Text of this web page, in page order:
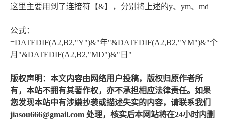
这里主要用到了连接符【&】，分别将上述的y、ym、md
公式：
=DATEDIF(A2,B2,"Y")&"年"&DATEDIF(A2,B2,"YM")&"个
月"&DATEDIF(A2,B2,"MD")&"日"
版权声明：本文内容由网络用户投稿，版权归原作者所
有，本站不拥有其著作权，亦不承担相应法律责任。如果
您发现本站中有涉嫌抄袭或描述失实的内容，请联系我们
jiasou666@gmail.com 处理，核实后本网站将在24小时内删